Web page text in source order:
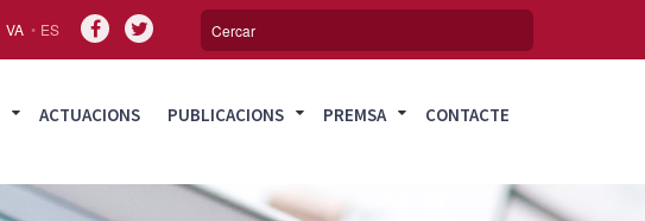
VA ES
ACTUACIONS PUBLICACIONS PREMSA CONTACTE